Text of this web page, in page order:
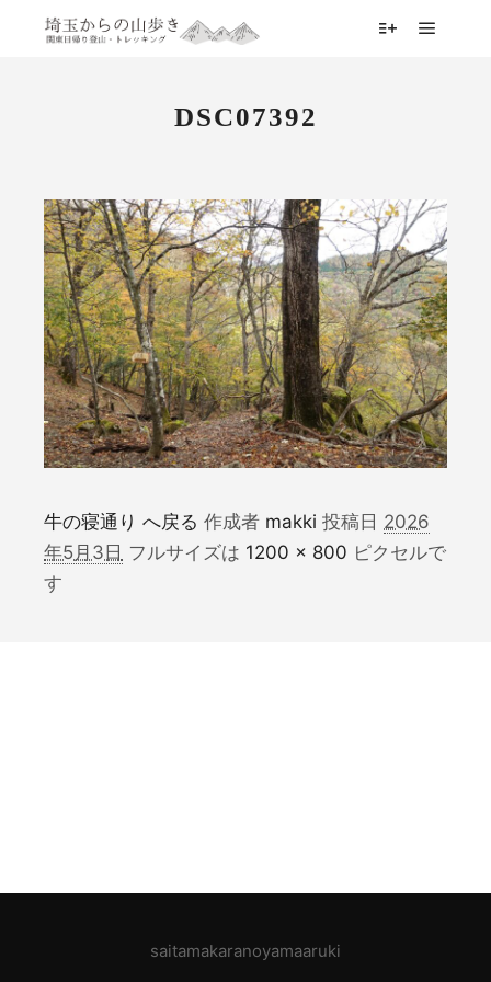
DSC07392
牛の寝通り へ戻る 作成者 makki 投稿日 2026
年5月3日 フルサイズは 1200 × 800 ピクセルで
す
saitamakaranoyamaaruki